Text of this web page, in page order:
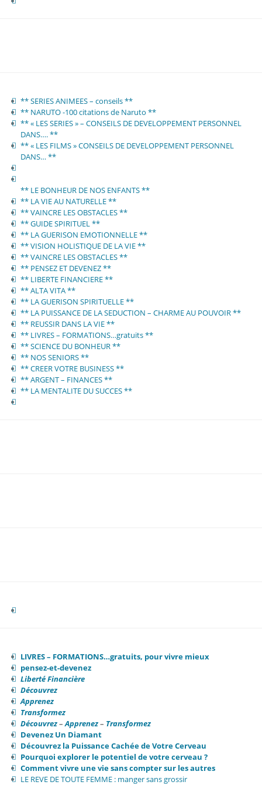
** SERIES ANIMEES – conseils **
** NARUTO -100 citations de Naruto **
** « LES SERIES » – CONSEILS DE DEVELOPPEMENT PERSONNEL
DANS…. **
** « LES FILMS » CONSEILS DE DEVELOPPEMENT PERSONNEL
DANS… **
** LE BONHEUR DE NOS ENFANTS **
** LA VIE AU NATURELLE **
** VAINCRE LES OBSTACLES **
** GUIDE SPIRITUEL **
** LA GUERISON EMOTIONNELLE **
** VISION HOLISTIQUE DE LA VIE **
** VAINCRE LES OBSTACLES **
** PENSEZ ET DEVENEZ **
** LIBERTE FINANCIERE **
** ALTA VITA **
** LA GUERISON SPIRITUELLE **
** LA PUISSANCE DE LA SEDUCTION – CHARME AU POUVOIR **
** REUSSIR DANS LA VIE **
** LIVRES – FORMATIONS…gratuits **
** SCIENCE DU BONHEUR **
** NOS SENIORS **
** CREER VOTRE BUSINESS **
** ARGENT – FINANCES **
** LA MENTALITE DU SUCCES **
LIVRES – FORMATIONS…gratuits, pour vivre mieux
pensez-et-devenez
Liberté Financière
Découvrez
Apprenez
Transformez
Découvrez–Apprenez– Transformez
Devenez Un Diamant
Découvrez la Puissance Cachée de Votre Cerveau
Pourquoi explorer le potentiel de votre cerveau ?
Comment vivre une vie sans compter sur les autres
LE REVE DE TOUTE FEMME : manger sans grossir